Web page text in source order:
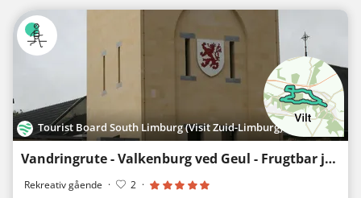
Tourist Board South Limburg (Visit Zuid-Limburg)
Vandringrute - Valkenburg ved Geul - Frugtbar jord i Valkenburg
Rekreativ gående · 2 ·